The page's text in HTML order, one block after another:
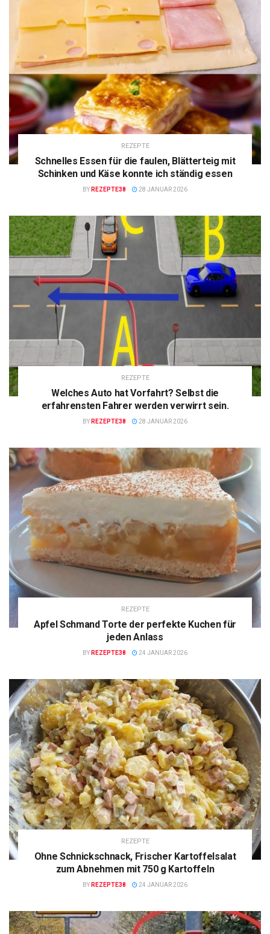
REZEPTE
Schnelles Essen für die faulen, Blätterteig mit
Schinken und Käse konnte ich ständig essen
BY REZEPTE38 28 JANUAR 2026
REZEPTE
Welches Auto hat Vorfahrt? Selbst die
erfahrensten Fahrer werden verwirrt sein.
BY REZEPTE38 28 JANUAR 2026
REZEPTE
Apfel Schmand Torte der perfekte Kuchen für
jeden Anlass
BY REZEPTE38 24 JANUAR 2026
REZEPTE
Ohne Schnickschnack, Frischer Kartoffelsalat
zum Abnehmen mit 750 g Kartoffeln
BY REZEPTE38 24 JANUAR 2026